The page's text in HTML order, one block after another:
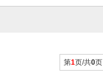
第1页/共0页